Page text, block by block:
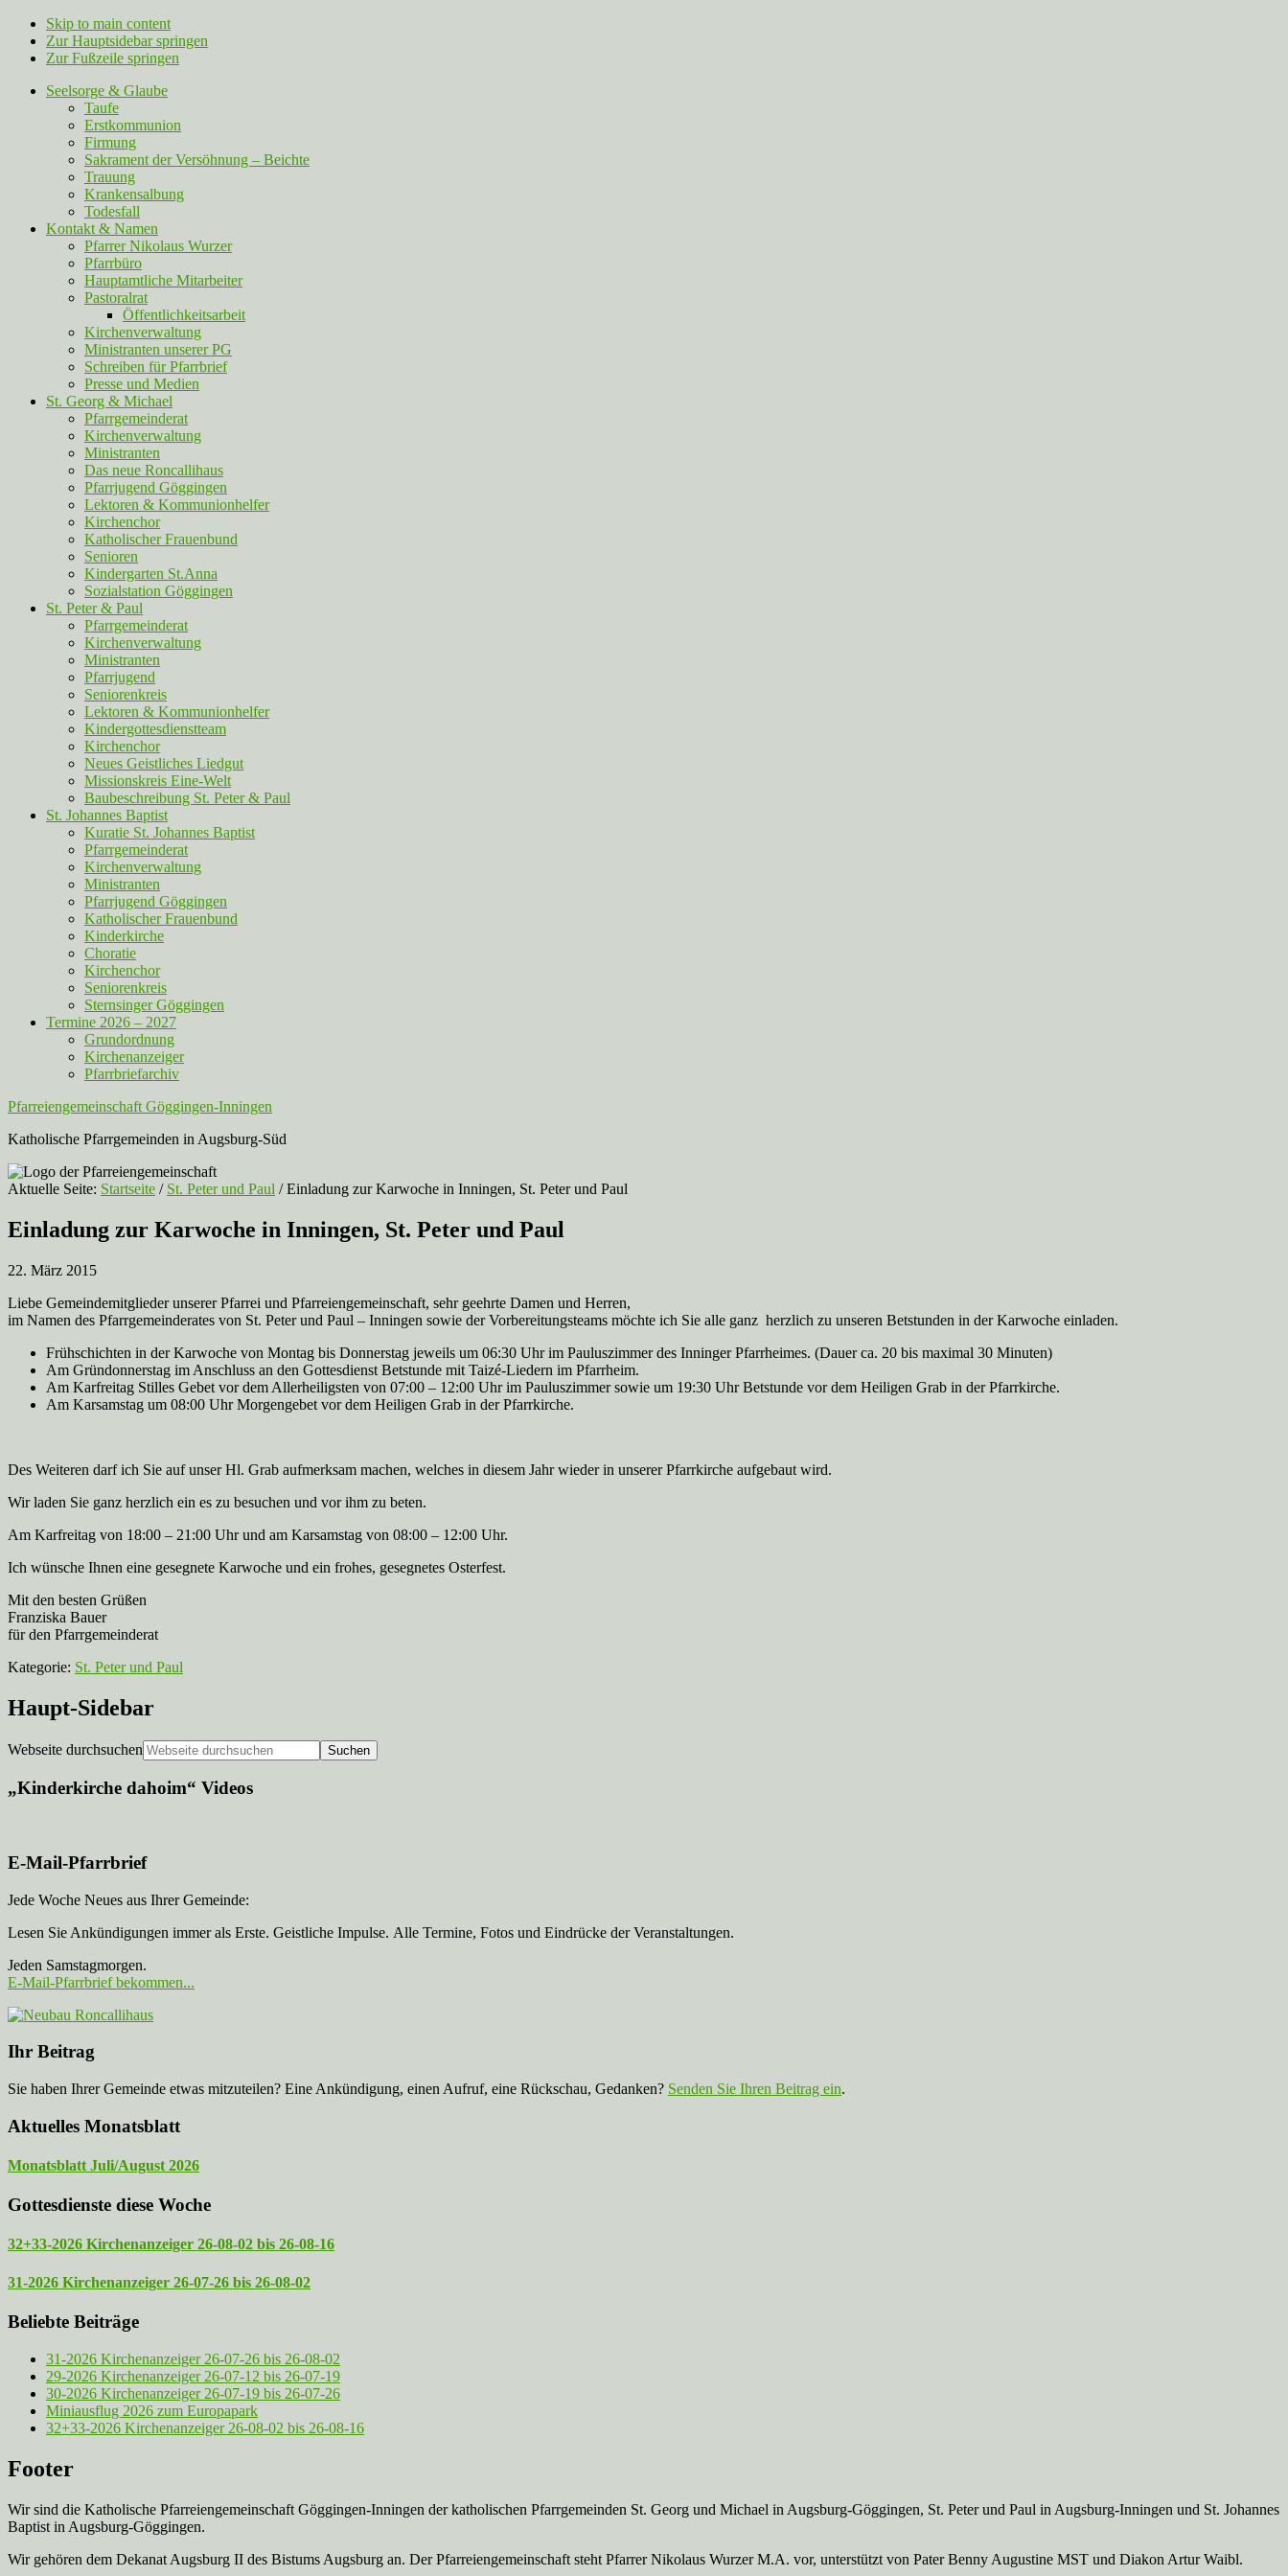
Skip to main content
Zur Hauptsidebar springen
Zur Fußzeile springen
Seelsorge & Glaube
Taufe
Erstkommunion
Firmung
Sakrament der Versöhnung – Beichte
Trauung
Krankensalbung
Todesfall
Kontakt & Namen
Pfarrer Nikolaus Wurzer
Pfarrbüro
Hauptamtliche Mitarbeiter
Pastoralrat
Öffentlichkeitsarbeit
Kirchenverwaltung
Ministranten unserer PG
Schreiben für Pfarrbrief
Presse und Medien
St. Georg & Michael
Pfarrgemeinderat
Kirchenverwaltung
Ministranten
Das neue Roncallihaus
Pfarrjugend Göggingen
Lektoren & Kommunionhelfer
Kirchenchor
Katholischer Frauenbund
Senioren
Kindergarten St.Anna
Sozialstation Göggingen
St. Peter & Paul
Pfarrgemeinderat
Kirchenverwaltung
Ministranten
Pfarrjugend
Seniorenkreis
Lektoren & Kommunionhelfer
Kindergottesdienstteam
Kirchenchor
Neues Geistliches Liedgut
Missionskreis Eine-Welt
Baubeschreibung St. Peter & Paul
St. Johannes Baptist
Kuratie St. Johannes Baptist
Pfarrgemeinderat
Kirchenverwaltung
Ministranten
Pfarrjugend Göggingen
Katholischer Frauenbund
Kinderkirche
Choratie
Kirchenchor
Seniorenkreis
Sternsinger Göggingen
Termine 2026 – 2027
Grundordnung
Kirchenanzeiger
Pfarrbriefarchiv
Pfarreiengemeinschaft Göggingen-Inningen
Katholische Pfarrgemeinden in Augsburg-Süd
Aktuelle Seite: Startseite / St. Peter und Paul /Einladung zur Karwoche in Inningen, St. Peter und Paul
Einladung zur Karwoche in Inningen, St. Peter und Paul
22. März 2015
Liebe Gemeindemitglieder unserer Pfarrei und Pfarreiengemeinschaft, sehr geehrte Damen und Herren,
im Namen des Pfarrgemeinderates von St. Peter und Paul – Inningen sowie der Vorbereitungsteams möchte ich Sie alle ganz herzlich zu unseren Betstunden in der Karwoche einladen.
Frühschichten in der Karwoche von Montag bis Donnerstag jeweils um 06:30 Uhr im Pauluszimmer des Inninger Pfarrheimes. (Dauer ca. 20 bis maximal 30 Minuten)
Am Gründonnerstag im Anschluss an den Gottesdienst Betstunde mit Taizé-Liedern im Pfarrheim.
Am Karfreitag Stilles Gebet vor dem Allerheiligsten von 07:00 – 12:00 Uhr im Pauluszimmer sowie um 19:30 Uhr Betstunde vor dem Heiligen Grab in der Pfarrkirche.
Am Karsamstag um 08:00 Uhr Morgengebet vor dem Heiligen Grab in der Pfarrkirche.
Des Weiteren darf ich Sie auf unser Hl. Grab aufmerksam machen, welches in diesem Jahr wieder in unserer Pfarrkirche aufgebaut wird.
Wir laden Sie ganz herzlich ein es zu besuchen und vor ihm zu beten.
Am Karfreitag von 18:00 – 21:00 Uhr und am Karsamstag von 08:00 – 12:00 Uhr.
Ich wünsche Ihnen eine gesegnete Karwoche und ein frohes, gesegnetes Osterfest.
Mit den besten Grüßen
Franziska Bauer
für den Pfarrgemeinderat
Kategorie: St. Peter und Paul
Haupt-Sidebar
Webseite durchsuchen
„Kinderkirche dahoim“ Videos
E-Mail-Pfarrbrief
Jede Woche Neues aus Ihrer Gemeinde:
Lesen Sie Ankündigungen immer als Erste. Geistliche Impulse. Alle Termine, Fotos und Eindrücke der Veranstaltungen.
Jeden Samstagmorgen.
E-Mail-Pfarrbrief bekommen...
Ihr Beitrag
Sie haben Ihrer Gemeinde etwas mitzuteilen? Eine Ankündigung, einen Aufruf, eine Rückschau, Gedanken? Senden Sie Ihren Beitrag ein.
Aktuelles Monatsblatt
Monatsblatt Juli/August 2026
Gottesdienste diese Woche
32+33-2026 Kirchenanzeiger 26-08-02 bis 26-08-16
31-2026 Kirchenanzeiger 26-07-26 bis 26-08-02
Beliebte Beiträge
31-2026 Kirchenanzeiger 26-07-26 bis 26-08-02
29-2026 Kirchenanzeiger 26-07-12 bis 26-07-19
30-2026 Kirchenanzeiger 26-07-19 bis 26-07-26
Miniausflug 2026 zum Europapark
32+33-2026 Kirchenanzeiger 26-08-02 bis 26-08-16
Footer
Wir sind die Katholische Pfarreien­gemeinschaft Göggingen-Inningen der katholischen Pfarrgemeinden St. Georg und Michael in Augsburg-Göggingen, St. Peter und Paul in Augsburg-Inningen und St. Johannes
Baptist in Augsburg-Göggingen.
Wir gehören dem Dekanat Augsburg II des Bistums Augsburg an. Der Pfarreien­gemeinschaft steht Pfarrer Nikolaus Wurzer M.A. vor, unterstützt von Pater Benny Augustine MST und Diakon Artur Waibl.